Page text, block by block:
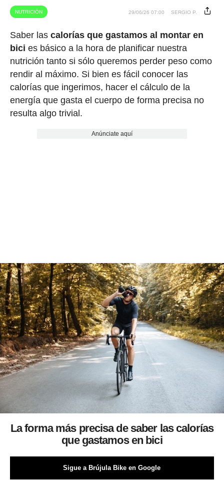
NUTRICIÓN 29/06/26 07:00 SERGIO P.
Saber las calorías que gastamos al montar en
bici es básico a la hora de planificar nuestra
nutrición tanto si sólo queremos perder peso como
rendir al máximo. Si bien es fácil conocer las
calorías que ingerimos, hacer el cálculo de la
energía que gasta el cuerpo de forma precisa no
resulta algo trivial.
Anúnciate aquí
La forma más precisa de saber las calorías
que gastamos en bici
Sigue a Brújula Bike en Google